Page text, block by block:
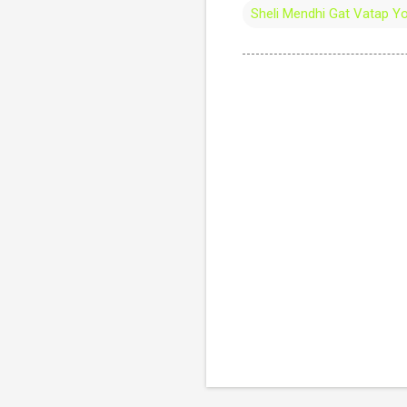
Sheli Mendhi Gat Vatap